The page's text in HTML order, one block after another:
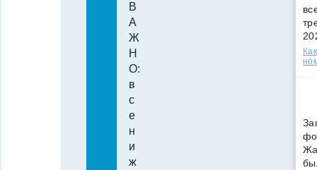
В
А
Ж
Н
О:
в
с
е
н
и
ж